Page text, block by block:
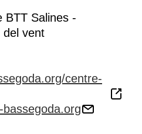
BTT Salines -
del vent
centre-